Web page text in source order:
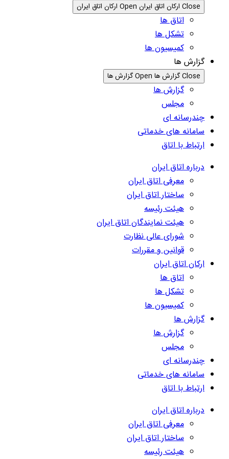
Close ارکان اتاق ایران Open ارکان اتاق ایران
اتاق ها
تشکل ها
کمیسیون ها
گزارش ها
Close گزارش ها Open گزارش ها
گزارش ها
مجلس
چندرسانه ای
سامانه های خدماتی
ارتباط با اتاق
درباره اتاق ایران
معرفی اتاق ایران
ساختار اتاق ایران
هیئت رئیسه
هیئت نمایندگان اتاق ایران
شورای عالی نظارت
قوانین و مقررات
ارکان اتاق ایران
اتاق ها
تشکل ها
کمیسیون ها
گزارش ها
گزارش ها
مجلس
چندرسانه ای
سامانه های خدماتی
ارتباط با اتاق
درباره اتاق ایران
معرفی اتاق ایران
ساختار اتاق ایران
هیئت رئیسه